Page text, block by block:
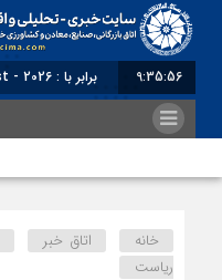
9:35:58 برابر با : Friday - 7 August - 2026
خانه اتاق خبر
ریاست